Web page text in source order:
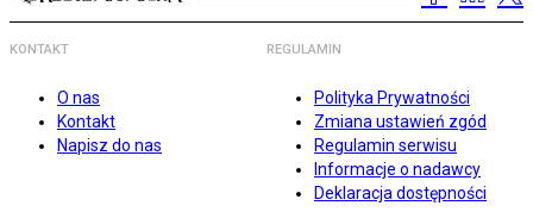
KONTAKT
O nas
Kontakt
Napisz do nas
REGULAMIN
Polityka Prywatności
Zmiana ustawień zgód
Regulamin serwisu
Informacje o nadawcy
Deklaracja dostępności